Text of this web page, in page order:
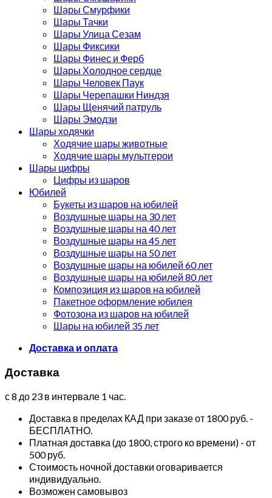
Шары Смурфики
Шары Тачки
Шары Улица Сезам
Шары Фиксики
Шары Финес и Ферб
Шары Холодное сердце
Шары Человек Паук
Шары Черепашки Ниндзя
Шары Щенячий патруль
Шары Эмодзи
Шары ходячки
Ходячие шары животные
Ходячие шары мультгерои
Шары цифры
Цифры из шаров
Юбилей
Букеты из шаров на юбилей
Воздушные шары на 30 лет
Воздушные шары на 40 лет
Воздушные шары на 45 лет
Воздушные шары на 50 лет
Воздушные шары на юбилей 60 лет
Воздушные шары на юбилей 80 лет
Композиция из шаров на юбилей
Пакетное оформление юбилея
Фотозона из шаров на юбилей
Шары на юбилей 35 лет
Доставка и оплата
Доставка
с 8 до 23 в интервале 1 час.
Доставка в пределах КАД при заказе от 1800 руб. -
БЕСПЛАТНО.
Платная доставка (до 1800, строго ко времени) - от
500 руб.
Стоимость ночной доставки оговаривается
индивидуально.
Возможен самовывоз